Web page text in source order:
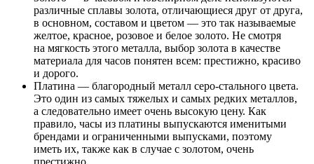
различные сплавы золота, отличающиеся друг от друга,
в основном, составом и цветом — это так называемые
желтое, красное, розовое и белое золото. Не смотря
на мягкость этого металла, выбор золота в качестве
материала для часов понятен всем: престижно, красиво
и дорого.
Платина — благородный металл серо-стального цвета.
Это один из самых тяжелых и самых редких металлов,
а следовательно имеет очень высокую цену. Как
правило, часы из платины выпускаются именитыми
брендами и ограниченными выпусками, поэтому
иметь их, также как в случае с золотом, очень
престижно.